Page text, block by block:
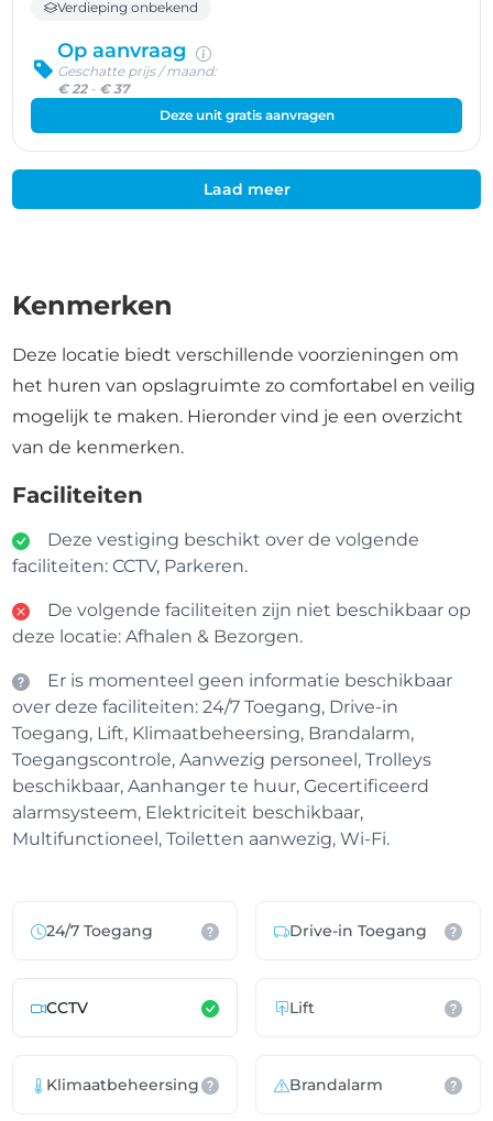
Verdieping onbekend
Op aanvraag
Geschatte prijs / maand:
€ 22- € 37
Deze unit gratis aanvragen
Laad meer
Kenmerken
Deze locatie biedt verschillende voorzieningen om
het huren van opslagruimte zo comfortabel en veilig
mogelijk te maken. Hieronder vind je een overzicht
van de kenmerken.
Faciliteiten
Deze vestiging beschikt over de volgende
faciliteiten: CCTV, Parkeren.
De volgende faciliteiten zijn niet beschikbaar op
deze locatie: Afhalen & Bezorgen.
Er is momenteel geen informatie beschikbaar
over deze faciliteiten: 24/7 Toegang, Drive-in
Toegang, Lift, Klimaatbeheersing, Brandalarm,
Toegangscontrole, Aanwezig personeel, Trolleys
beschikbaar, Aanhanger te huur, Gecertificeerd
alarmsysteem, Elektriciteit beschikbaar,
Multifunctioneel, Toiletten aanwezig, Wi-Fi.
24/7 Toegang Drive-in Toegang
CCTV Lift
Klimaatbeheersing Brandalarm